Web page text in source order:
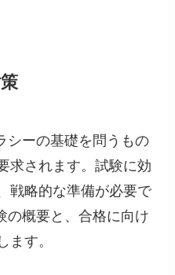
シーの基礎を問うもの
求されます。試験に効
戦略的な準備が必要で
の概要と、合格に向け
ます。